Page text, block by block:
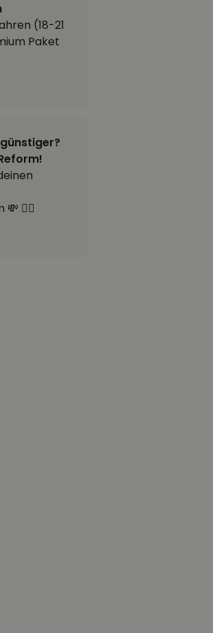
(18-21
Paket
👯‍♂️